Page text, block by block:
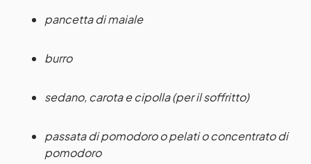
pancetta di maiale
burro
sedano, carota e cipolla (per il soffritto)
passata di pomodoro o pelati o concentrato di
pomodoro